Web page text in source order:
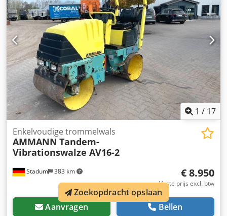
1 / 17
Stadum 383 km
Enkelvoudige trommelwals
AMMANN Tandem-
Vibrationswalze AV16-2
€ 8.950
Vaste prijs excl. btw
Aanvragen Bellen
Zoekopdracht opslaan